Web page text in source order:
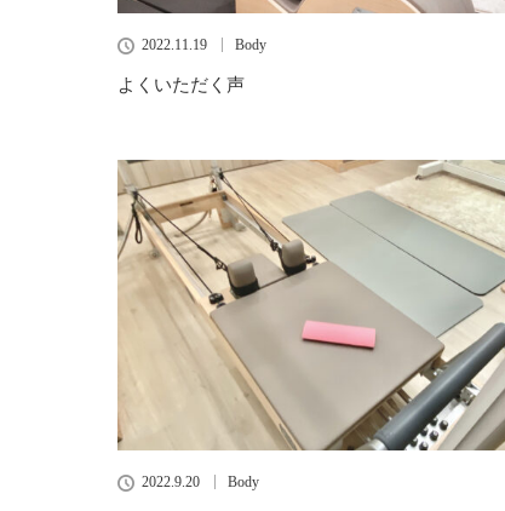
2022.11.19 Body
よくいただく声
2022.9.20 Body